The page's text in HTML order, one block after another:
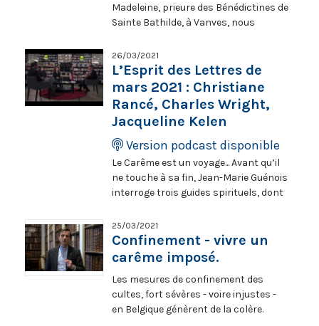
Madeleine, prieure des Bénédictines de
Sainte Bathilde, à Vanves, nous
bonnes - des recettes à l’image de
saint Joseph, patron des cellériers,
que nous fêtons ce 19 mars. Il vous
reste un peu de riz ? Mélangez-le avec
des petits cubes de céleri branche et
d’aubergine, et du fromage râpé, dans
une pâte à beignets. Vous aimez le
gâteau au yaourt ? Renouvelez-le en
utilisant un yaourt aux fruits, et du vin
blanc.
26/03/2021
L’Esprit des Lettres de
mars 2021 : Christiane
Rancé, Charles Wright,
Jacqueline Kelen
Version podcast disponible
Le Carême est un voyage... Avant qu’il
ne touche à sa fin, Jean-Marie Guénois
interroge trois guides spirituels, dont
Large, chez Albin Michel, l’auteur
raconte son goût d’ailleurs, ses
multiples expériences à la recherche
de l’essentiel. Charles Wright,
aspirant jésuite, a fui le bruit, les
discours et la frénésie et cherché
l’aventure dans le Massif central ;
25/03/2021
Confinement - vivre un
carême imposé.
Les mesures de confinement des
cultes, fort sévères - voire injustes -
en Belgique génèrent de la colère.